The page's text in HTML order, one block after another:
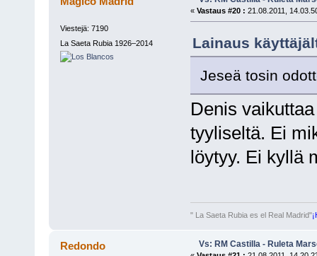
Viestejä: 7190
La Saeta Rubia 1926–2014
« Vastaus #20 : 21.08.2011,
Lainaus
Jeseä tosin
Denis
tyyliseltä. Ei
löytyy. Ei kyllä
" La Saeta Rubia es el Real Madrid"
Redondo Vs: RM Castilla - Ruleta